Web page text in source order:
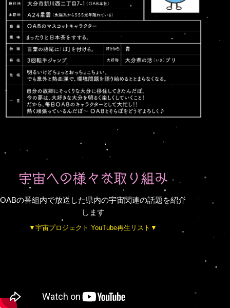
OABの番組内で放送した県内の宇宙関連の話題を紹介
します
▼宇宙プロジェクト YouTube再生リスト▼